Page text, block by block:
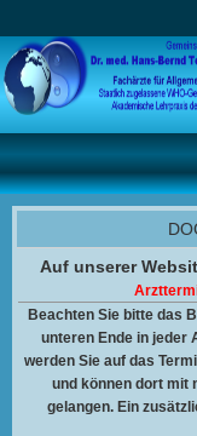
Auf unserer
Beachten Sie bitte das
unteren Ende in jeder
werden Sie auf das
und können dort mit
gelangen. Ein